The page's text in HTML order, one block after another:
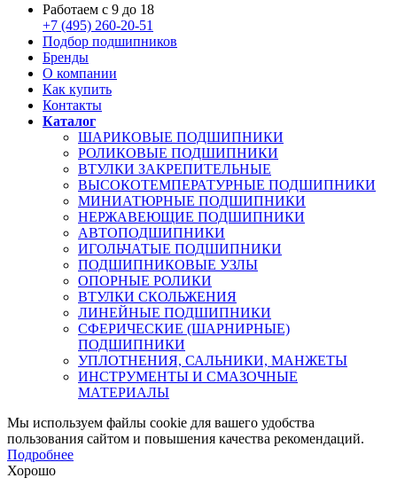
Работаем с 9 до 18
+7 (495) 260-20-51
Подбор подшипников
Бренды
О компании
Как купить
Контакты
Каталог
ШАРИКОВЫЕ ПОДШИПНИКИ
РОЛИКОВЫЕ ПОДШИПНИКИ
ВТУЛКИ ЗАКРЕПИТЕЛЬНЫЕ
ВЫСОКОТЕМПЕРАТУРНЫЕ ПОДШИПНИКИ
МИНИАТЮРНЫЕ ПОДШИПНИКИ
НЕРЖАВЕЮЩИЕ ПОДШИПНИКИ
АВТОПОДШИПНИКИ
ИГОЛЬЧАТЫЕ ПОДШИПНИКИ
ПОДШИПНИКОВЫЕ УЗЛЫ
ОПОРНЫЕ РОЛИКИ
ВТУЛКИ СКОЛЬЖЕНИЯ
ЛИНЕЙНЫЕ ПОДШИПНИКИ
СФЕРИЧЕСКИЕ (ШАРНИРНЫЕ)
ПОДШИПНИКИ
УПЛОТНЕНИЯ, САЛЬНИКИ, МАНЖЕТЫ
ИНСТРУМЕНТЫ И СМАЗОЧНЫЕ
МАТЕРИАЛЫ
Мы используем файлы cookie для вашего удобства
пользования сайтом и повышения качества рекомендаций.
Подробнее
Хорошо